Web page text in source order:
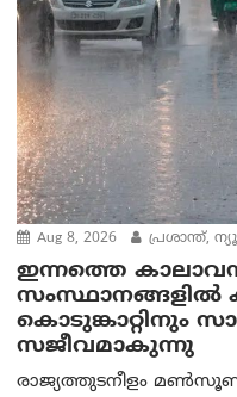
Aug 8, 2026 പ്രശാന്ത്,
ഇന്നത്തെ
സംസ്ഥാനങ്ങളിൽ
കൊടുങ്കാറ്റിനും
സജീവമാകുന്നു
രാജ്യത്തുടനീളം